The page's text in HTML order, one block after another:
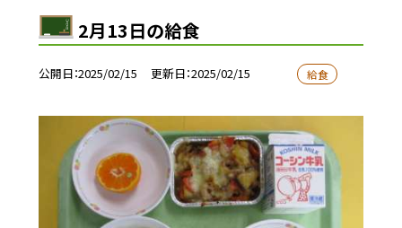
2月13日の給食
公開日 2025/02/15 更新日 2025/02/15 給食